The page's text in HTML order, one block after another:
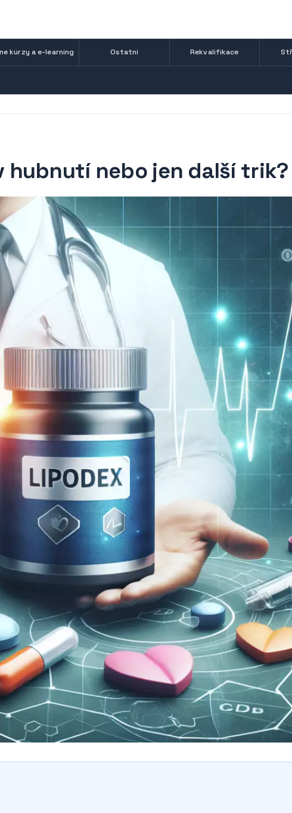
kurzy a e-learning Ostatní Rekvalifikace
hubnutí nebo jen další trik?